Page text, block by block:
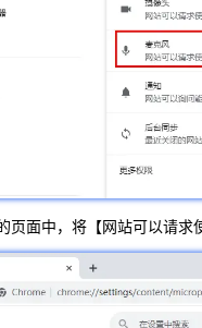
页面中，将【网站可以请求